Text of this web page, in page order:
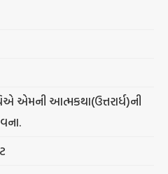
એમની આત્મકથા(ઉત્તરાર્ધ)ની